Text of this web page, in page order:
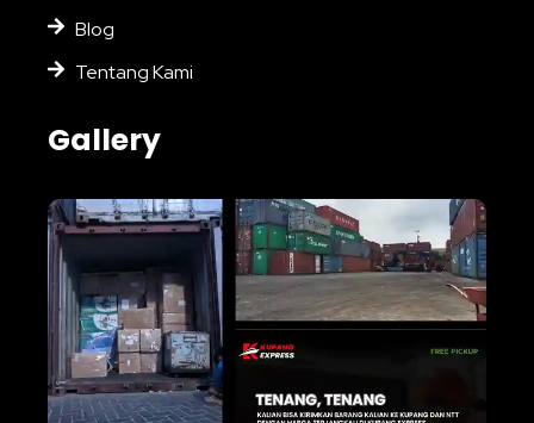
Blog
Tentang Kami
Gallery